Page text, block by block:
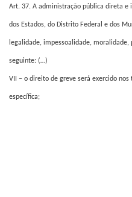
Art. 37. A administração pública direta e
dos Estados, do Distrito Federal e dos
legalidade, impessoalidade,
seguinte: (…)
VII – o direito de greve será exercido
específica;